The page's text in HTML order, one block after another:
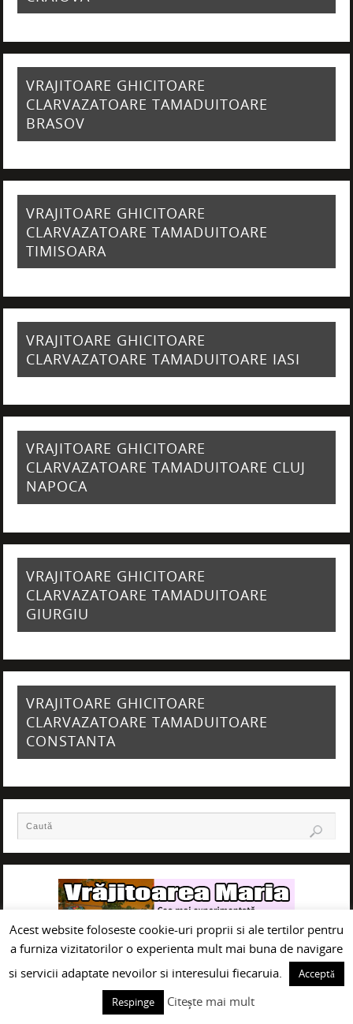
VRAJITOARE GHICITOARE
CLARVAZATOARE TAMADUITOARE
BRASOV
VRAJITOARE GHICITOARE
CLARVAZATOARE TAMADUITOARE
TIMISOARA
VRAJITOARE GHICITOARE
CLARVAZATOARE TAMADUITOARE IASI
VRAJITOARE GHICITOARE
CLARVAZATOARE TAMADUITOARE CLUJ
NAPOCA
VRAJITOARE GHICITOARE
CLARVAZATOARE TAMADUITOARE
GIURGIU
VRAJITOARE GHICITOARE
CLARVAZATOARE TAMADUITOARE
CONSTANTA
Acest website foloseste cookie-uri proprii si ale tertilor pentru
a furniza vizitatorilor o experienta mult mai buna de navigare
si servicii adaptate nevoilor si interesului fiecaruia.
Acceptă
Respinge
Citește mai mult